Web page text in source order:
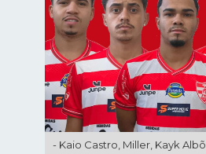
- Kaio Castro, Miller, Kayk